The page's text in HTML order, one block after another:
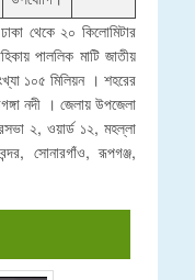
থেকে ২০ কিলোমিটার
পাললিক মাটি জাতীয়
১০৫ মিলিয়ন । শহরের
নদী । জেলায় উপজেলা
২, ওয়ার্ড ১২, মহল্লা
সোনারগাঁও, রূপগঞ্জ,